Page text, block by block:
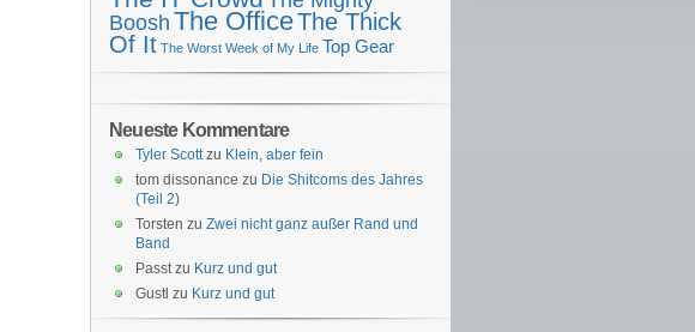
Boosh The OfficeThe Thick
Of It The Worst Week of My Life Top Gear
Neueste Kommentare
Tyler Scottzu Klein, aber fein
tom dissonance zu Die Shitcoms des Jahres
(Teil 2)
Torsten zu Zwei nicht ganz außer Rand und
Band
Passtzu Kurz und gut
Gustl zu Kurz und gut